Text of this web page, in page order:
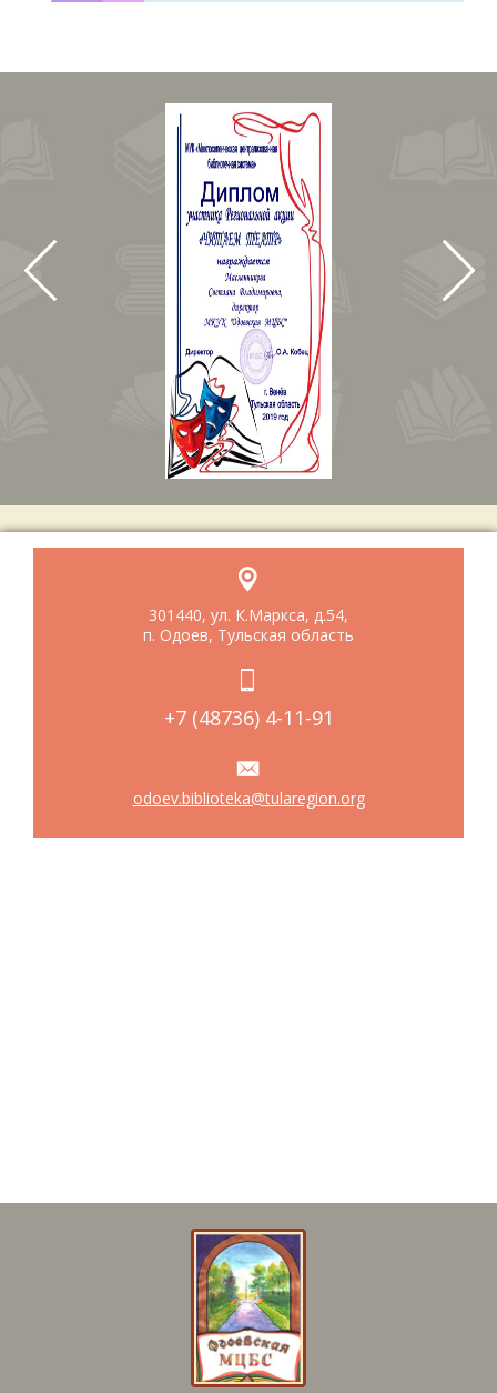
301440, ул. К.Маркса, д.54,
п. Одоев, Тульская область
+7 (48736) 4-11-91
odoev.biblioteka@tularegion.org